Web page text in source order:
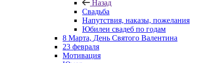
Назад
Свадьба
Напутствия, наказы, пожелания
Юбилеи свадеб по годам
8 Марта, День Святого Валентина
23 февраля
Мотивация